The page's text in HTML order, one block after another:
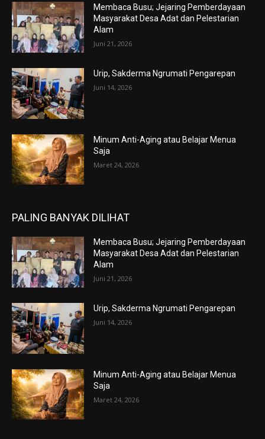
Membaca Busu; Jejaring Pemberdayaan
Masyarakat Desa Adat dan Pelestarian
Alam
Juni 21, 2026
Urip, Sakderma Ngrumati Pengarepan
Juni 14, 2026
Minum Anti-Aging atau Belajar Menua
Saja
Maret 24, 2026
PALING BANYAK DILIHAT
Membaca Busu; Jejaring Pemberdayaan
Masyarakat Desa Adat dan Pelestarian
Alam
Juni 21, 2026
Urip, Sakderma Ngrumati Pengarepan
Juni 14, 2026
Minum Anti-Aging atau Belajar Menua
Saja
Maret 24, 2026